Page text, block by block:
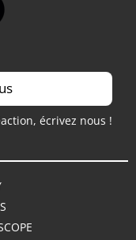
écrivez nous !